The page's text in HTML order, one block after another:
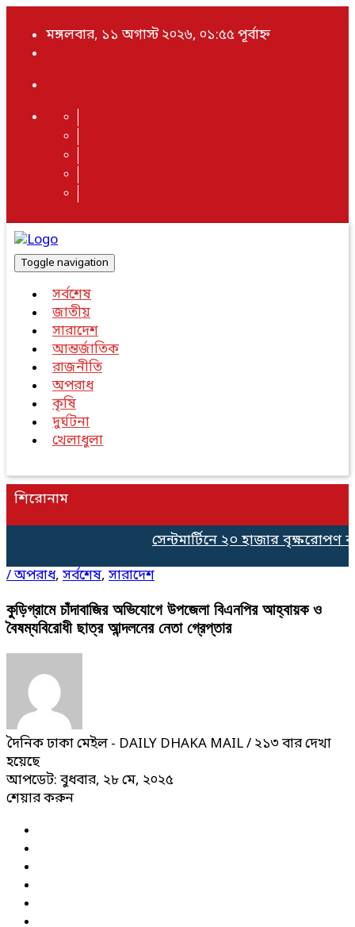
মঙ্গলবার, ১১ অগাস্ট ২০২৬, ০১:৫৫ পূর্বাহ্ন
Toggle navigation
সর্বশেষ
জাতীয়
সারাদেশ
আন্তর্জাতিক
রাজনীতি
অপরাধ
কৃষি
দুর্ঘটনা
খেলাধুলা
শিরোনাম
সেন্টমার্টিনে ২০ হাজার বৃক্ষরোপণ
/অপরাধ, সর্বশেষ, সারাদেশ
কুড়িগ্রামে চাঁদাবাজির অভিযোগে উপজেলা বিএনপির আহ্বায়ক ও
বৈষম্যবিরোধী ছাত্র আন্দলনের নেতা গ্রেপ্তার
দৈনিক ঢাকা মেইল - DAILY DHAKA MAIL/ ২১৩ বার দেখা
হয়েছে
আপডেট: বুধবার, ২৮ মে, ২০২৫
শেয়ার করুন